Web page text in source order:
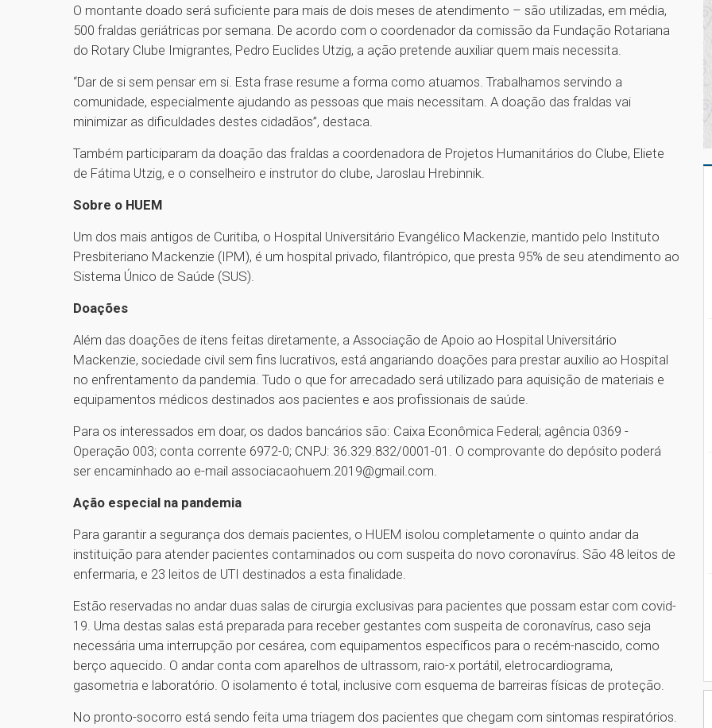
O montante doado será suficiente para mais de dois meses de atendimento – são utilizadas, em média,
500 fraldas geriátricas por semana. De acordo com o coordenador da comissão da Fundação Rotariana
do Rotary Clube Imigrantes, Pedro Euclides Utzig, a ação pretende auxiliar quem mais necessita.
“Dar de si sem pensar em si. Esta frase resume a forma como atuamos. Trabalhamos servindo a
comunidade, especialmente ajudando as pessoas que mais necessitam. A doação das fraldas vai
minimizar as dificuldades destes cidadãos”, destaca.
Também participaram da doação das fraldas a coordenadora de Projetos Humanitários do Clube, Eliete
de Fátima Utzig, e o conselheiro e instrutor do clube, Jaroslau Hrebinnik.
Sobre o HUEM
Um dos mais antigos de Curitiba, o Hospital Universitário Evangélico Mackenzie, mantido pelo Instituto
Presbiteriano Mackenzie (IPM), é um hospital privado, filantrópico, que presta 95% de seu atendimento ao
Sistema Único de Saúde (SUS).
Doações
Além das doações de itens feitas diretamente, a Associação de Apoio ao Hospital Universitário
Mackenzie, sociedade civil sem fins lucrativos, está angariando doações para prestar auxílio ao Hospital
no enfrentamento da pandemia. Tudo o que for arrecadado será utilizado para aquisição de materiais e
equipamentos médicos destinados aos pacientes e aos profissionais de saúde.
Para os interessados em doar, os dados bancários são: Caixa Econômica Federal; agência 0369 -
Operação 003; conta corrente 6972-0; CNPJ: 36.329.832/0001-01. O comprovante do depósito poderá
ser encaminhado ao e-mail associacaohuem.2019@gmail.com.
Ação especial na pandemia
Para garantir a segurança dos demais pacientes, o HUEM isolou completamente o quinto andar da
instituição para atender pacientes contaminados ou com suspeita do novo coronavírus. São 48 leitos de
enfermaria, e 23 leitos de UTI destinados a esta finalidade.
Estão reservadas no andar duas salas de cirurgia exclusivas para pacientes que possam estar com covid-
19. Uma destas salas está preparada para receber gestantes com suspeita de coronavírus, caso seja
necessária uma interrupção por cesárea, com equipamentos específicos para o recém-nascido, como
berço aquecido. O andar conta com aparelhos de ultrassom, raio-x portátil, eletrocardiograma,
gasometria e laboratório. O isolamento é total, inclusive com esquema de barreiras físicas de proteção.
No pronto-socorro está sendo feita uma triagem dos pacientes que chegam com sintomas respiratórios.